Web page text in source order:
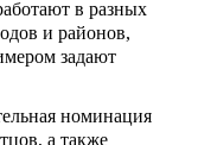
в разных
и районов,
задают
номинация
а также